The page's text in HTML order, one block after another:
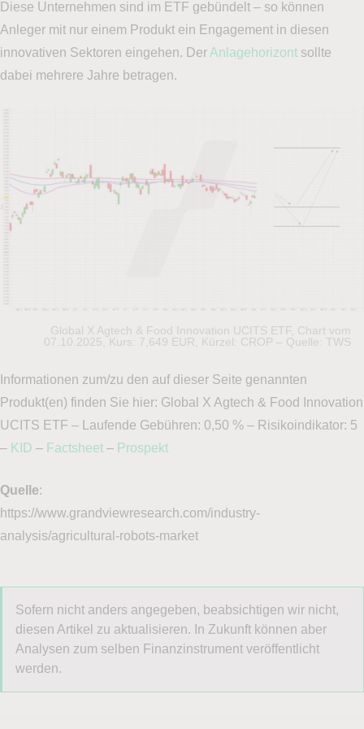
Diese Unternehmen sind im ETF gebündelt – so können
Anleger mit nur einem Produkt ein Engagement in diesen
innovativen Sektoren eingehen. DerAnlagehorizont sollte
dabei mehrere Jahre betragen.
Global X Agtech & Food Innovation UCITS ETF, Chart vom
07.10.2025, Kurs: 7,649 EUR, Kürzel: CROP – Quelle: TWS
Informationen zum/zu den auf dieser Seite genannten
Produkt(en) finden Sie hier: Global X Agtech & Food Innovation
UCITS ETF – Laufende Gebühren: 0,50 % – Risikoindikator: 5
– KID – Factsheet – Prospekt
Quelle:
https://www.grandviewresearch.com/industry-
analysis/agricultural-robots-market
Sofern nicht anders angegeben, beabsichtigen wir nicht,
diesen Artikel zu aktualisieren. In Zukunft können aber
Analysen zum selben Finanzinstrument veröffentlicht
werden.